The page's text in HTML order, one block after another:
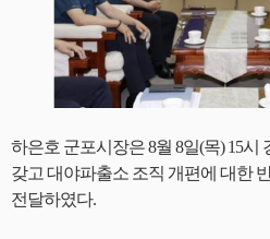
하은호 군포시장은 8월 8일(목) 15
갖고 대야파출소 조직 개편에 대한
전달하였다.